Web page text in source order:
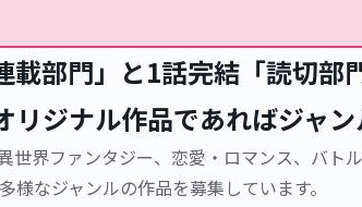
載部門」と1話完結「読切部
リジナル作品であればジャン
世界ファンタジー、恋愛・ロマンス、バト
なジャンルの作品を募集しています。